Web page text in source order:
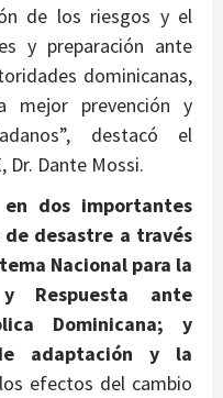
de los riesgos y el
y preparación ante
dominicanas,
prevención y
destacó el
Dr. Dante Mossi.
dos importantes
desastre a través
Nacional para la
Respuesta ante
Dominicana; y
adaptación y la
efectos del cambio